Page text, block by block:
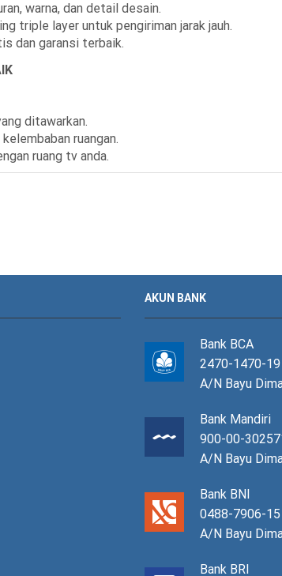
warna, dan detail desain.
triple layer untuk pengiriman jarak jauh.
dan garansi terbaik.
ditawarkan.
ruangan.
ruang tv anda.
AKUN BANK
Bank BCA
2470-1470-19
A/N Bayu
Bank Mandiri
900-00-
A/N Bayu
Bank BNI
0488-7906-15
A/N Bayu
Bank BRI